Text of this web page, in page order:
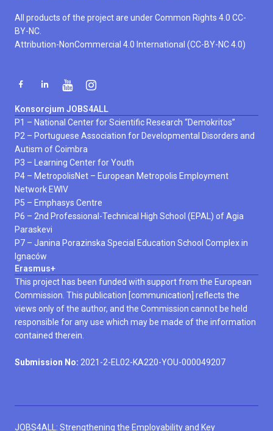
Erasmus+
This project has been funded with support from the European
Commission. This publication [communication] reflects the
views only of the author, and the Commission cannot be held
responsible for any use which may be made of the information
contained therein.
Submission No: 2021-2-EL02-KA220-YOU-000049207
Konsorcjum JOBS4ALL
P1 – National Center for Scientific Research “Demokritos”
P2 – Portuguese Association for Developmental Disorders and
Autism of Coimbra
P3 – Learning Center for Youth
P4 – MetropolisNet – European Metropolis Employment
Network EWIV
P5 – Emphasys Centre
P6 – 2nd Professional-Technical High School (EPAL) of Agia
Paraskevi
P7 – Janina Porazinska Special Education School Complex in
Ignaców
All products of the project are under Common Rights 4.0 CC-
BY-NC.
Attribution-NonCommercial 4.0 International (CC-BY-NC 4.0)
JOBS4ALL: Strengthening the Employability and Key